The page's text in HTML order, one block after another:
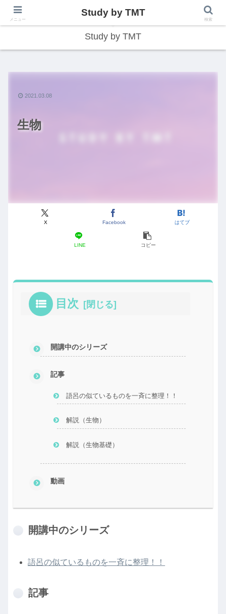
総合型学習サイト
Study by TMT
生物
X Facebook はてブ
LINE コピー
2021.03.08
目次
開講中のシリーズ
記事
語呂の似ているものを一斉に整理！！
解説（生物）
解説（生物基礎）
動画
開講中のシリーズ
語呂の似ているものを一斉に整理！！
記事
メニュー
Study by TMT
検索